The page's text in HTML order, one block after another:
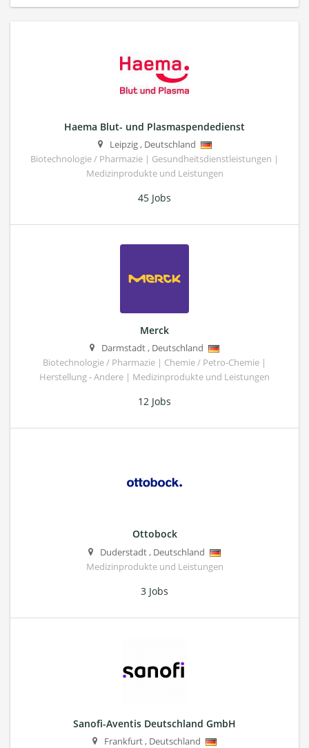
Haema Blut- und Plasmaspendedienst
Leipzig, Deutschland
Biotechnologie / Pharmazie | Gesundheitsdienstleistungen |
Medizinprodukte und Leistungen
45 Jobs
Merck
Darmstadt, Deutschland
Biotechnologie / Pharmazie | Chemie / Petro-Chemie |
Herstellung - Andere | Medizinprodukte und Leistungen
12 Jobs
Ottobock
Duderstadt, Deutschland
Medizinprodukte und Leistungen
3 Jobs
Sanofi-Aventis Deutschland GmbH
Frankfurt, Deutschland